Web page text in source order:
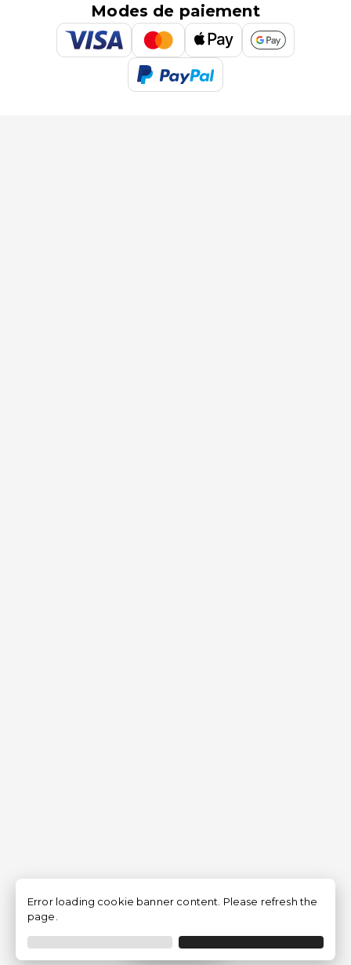
Filtrer
Modes de paiement
Error loading cookie banner content. Please refresh the
page.